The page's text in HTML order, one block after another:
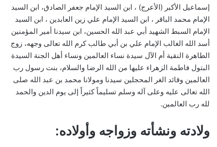
إسماعيل الأكبر (الأعرج) ، ابن السيد الإمام جعفر الصادق، ابن السيد
الإمام محمد الباقر ، ابن السيد الإمام علي زين العابدين ، ابن السيد
الإمام السبط الشهيد أبي عبد الله الحسين، ابن سيدنا أمير المؤمنين
أسد الله الغالب الإمام علي بن أبي طالب كرم الله تعالى وجهه، زوج
الطاهرة النقية أم الآل سيدة نساء العالمين ونساء أهل الجنة السيدة
البتول فاطمة الزهراء عليها من الله الرضا والسلام، بنت رسول رب
العالمين وقائد الغر المحجلين سيدنا ومولانا محمد بن عبد الله صلى
الله تعالى عليه وعلى آله وسلم تسليماً كثيراً إلى يوم الدين والحمد
لله رب العالمين.
ولادته ونشأته وزواجه وأولاده: